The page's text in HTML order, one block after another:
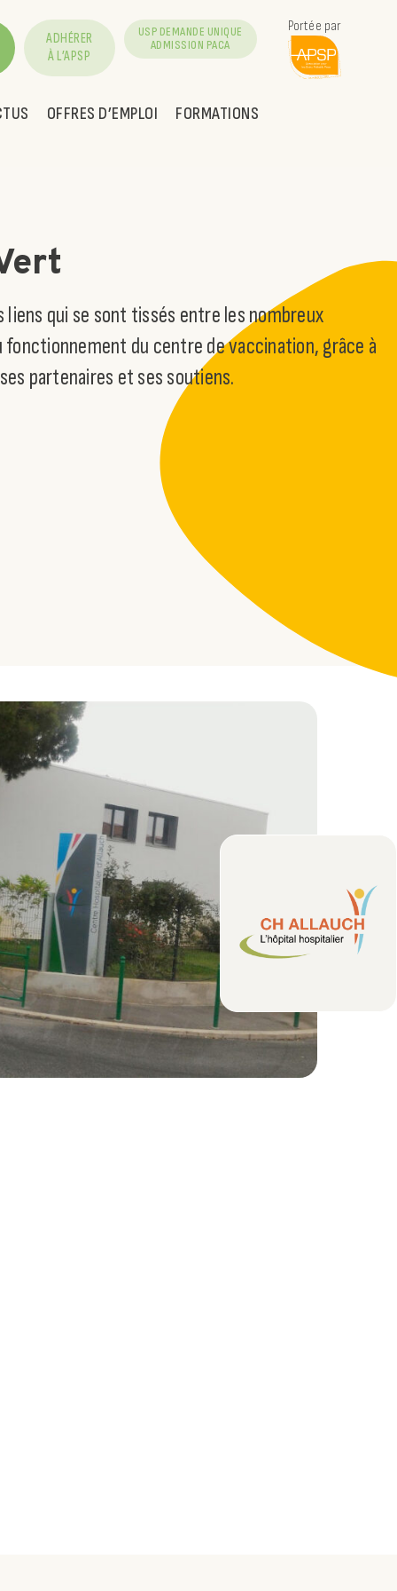
OFFRES D’EMPLOI FORMATIONS
ADHÉRER
À L’APSP
USP DEMANDE UNIQUE
ADMISSION PACA
Portée par
qui se sont tissés entre les nombreux
fonctionnement du centre de vaccination, grâce à
partenaires et ses soutiens.